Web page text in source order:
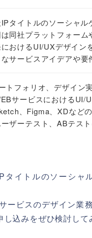
IPタイトルのソーシャル
同社プラットフォー
おけるUI/UXデザイン
サービスアイデアや
トフォリオ、デザイン
サービスにおけるUI/
、Figma、XDなど
ーザーテスト、ABテス
タイトルのソーシャ
ービスのデザイン業
し込みをぜひ検討して